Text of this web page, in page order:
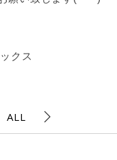
クス
ALL